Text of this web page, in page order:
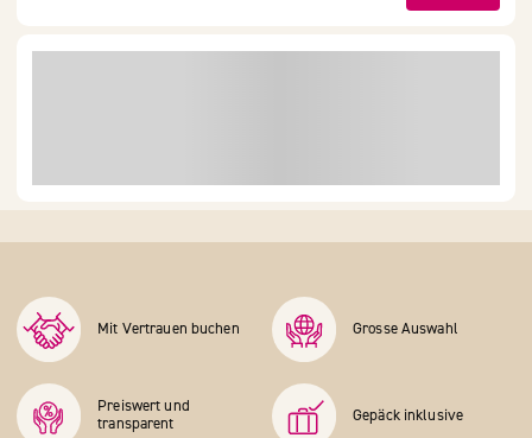
Mit Vertrauen buchen Grosse Auswahl
Preiswert und
transparent
Gepäck inklusive